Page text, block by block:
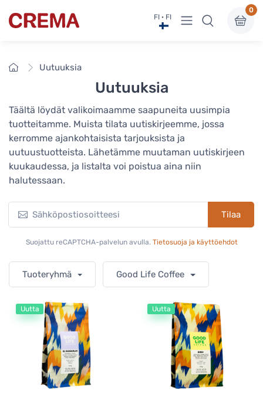
Crema FI · FI Näytä valikko
0
EtusivuUutuuksia
Uutuuksia
Täältä löydät valikoimaamme saapuneita uusimpia
tuotteitamme. Muista tilata uutiskirjeemme, jossa
kerromme ajankohtaisista tarjouksista ja
uutuustuotteista. Lähetämme muutaman uutiskirjeen
kuukaudessa, ja listalta voi poistua aina niin
halutessaan.
Tilaa
Suojattu reCAPTCHA-palvelun avulla. Tietosuoja ja käyttöehdot
Tuoteryhmä Good Life Coffee
Uutta Uutta